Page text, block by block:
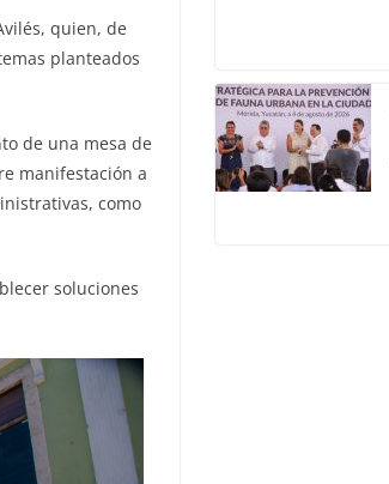
quien, de
planteados
de una mesa de
manifestación a
como
soluciones